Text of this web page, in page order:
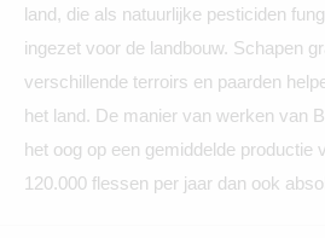
land, die als natuurlijke pesticiden
ingezet voor de landbouw. Schapen
verschillende terroirs en paarden
het land. De manier van werken van
het oog op een gemiddelde productie
120.000 flessen per jaar dan ook